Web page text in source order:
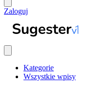
Zaloguj
Kategorie
Wszystkie wpisy